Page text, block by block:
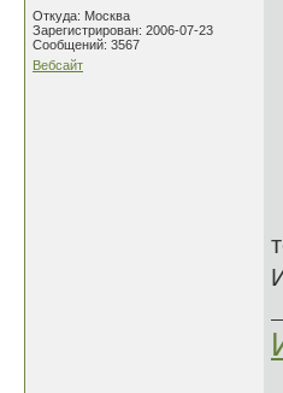
Откуда: Москва
Зарегистрирован: 2006-07-23
Сообщений: 3567
Вебсайт